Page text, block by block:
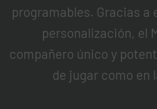
programables. Gracias a
personalización, el
compañero único y
de jugar como en